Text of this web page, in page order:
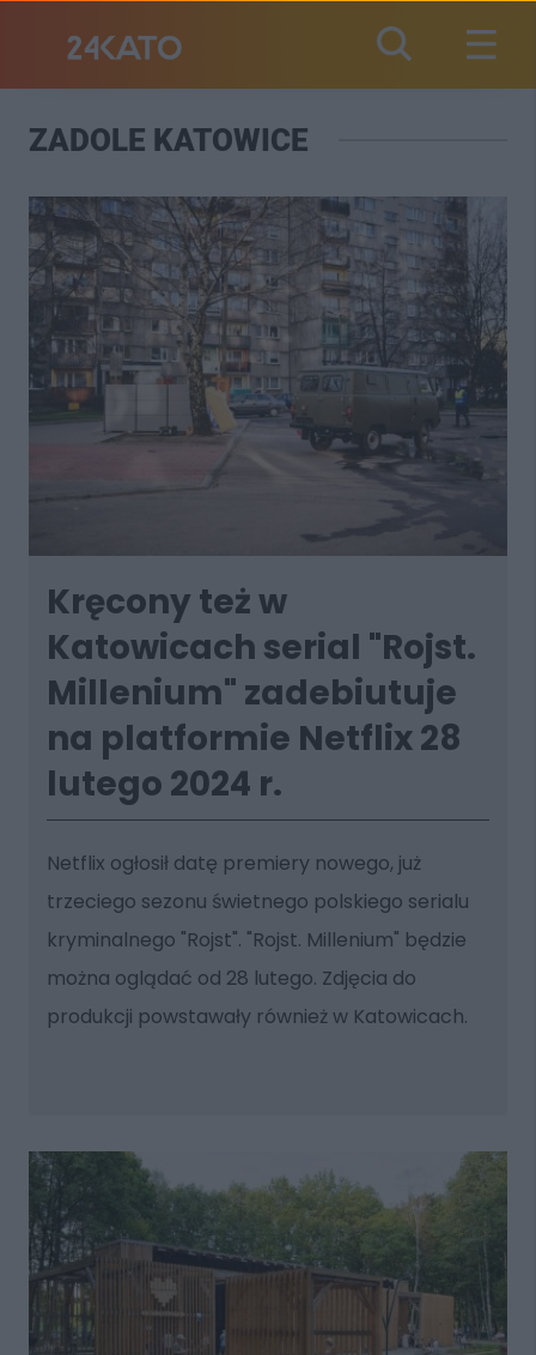
ZADOLE KATOWICE
Kręcony też w
Katowicach serial "Rojst.
Millenium" zadebiutuje
na platformie Netflix 28
lutego 2024 r.
Netflix ogłosił datę premiery nowego, już
trzeciego sezonu świetnego polskiego serialu
kryminalnego "Rojst". "Rojst. Millenium" będzie
można oglądać od 28 lutego. Zdjęcia do
produkcji powstawały również w Katowicach.